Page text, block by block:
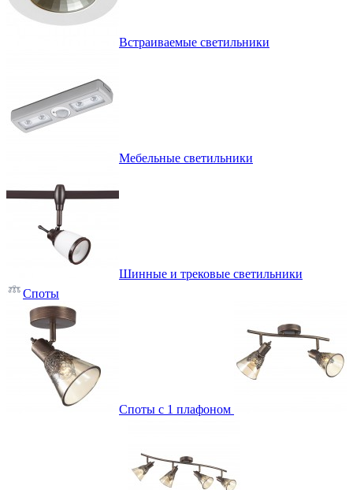
Встраиваемые светильники
Мебельные светильники
Шинные и трековые светильники
Споты
Споты с 1 плафоном